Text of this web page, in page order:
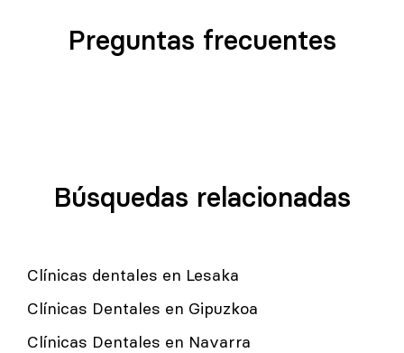
Preguntas frecuentes
Búsquedas relacionadas
Clínicas dentales en Lesaka
Clínicas Dentales en Gipuzkoa
Clínicas Dentales en Navarra